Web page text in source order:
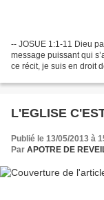
-- JOSUE 1:1-11 Dieu
message puissant qui
ce récit, je suis en droit
L'EGLISE
Publié le 13/05/2013 à
Par APOTRE DE